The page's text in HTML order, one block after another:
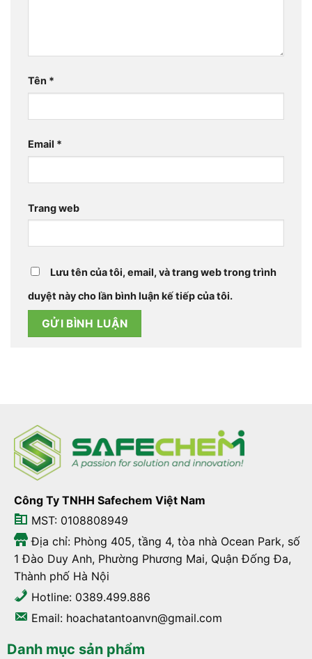
Tên *
Email *
Trang web
Lưu tên của tôi, email, và trang web trong trình
duyệt này cho lần bình luận kế tiếp của tôi.
Công Ty TNHH Safechem Việt Nam
MST: 0108808949
Địa chỉ: Phòng 405, tầng 4, tòa nhà Ocean Park, số
1 Đào Duy Anh, Phường Phương Mai, Quận Đống Đa,
Thành phố Hà Nội
Hotline: 0389.499.886
Email: hoachatantoanvn@gmail.com
Danh mục sản phẩm